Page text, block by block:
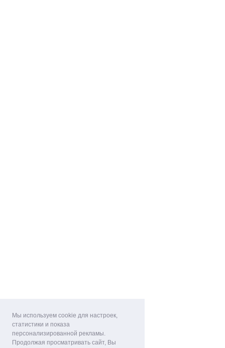
Мы используем cookie для настроек,
статистики и показа
персонализированной рекламы.
Продолжая просматривать сайт, Вы